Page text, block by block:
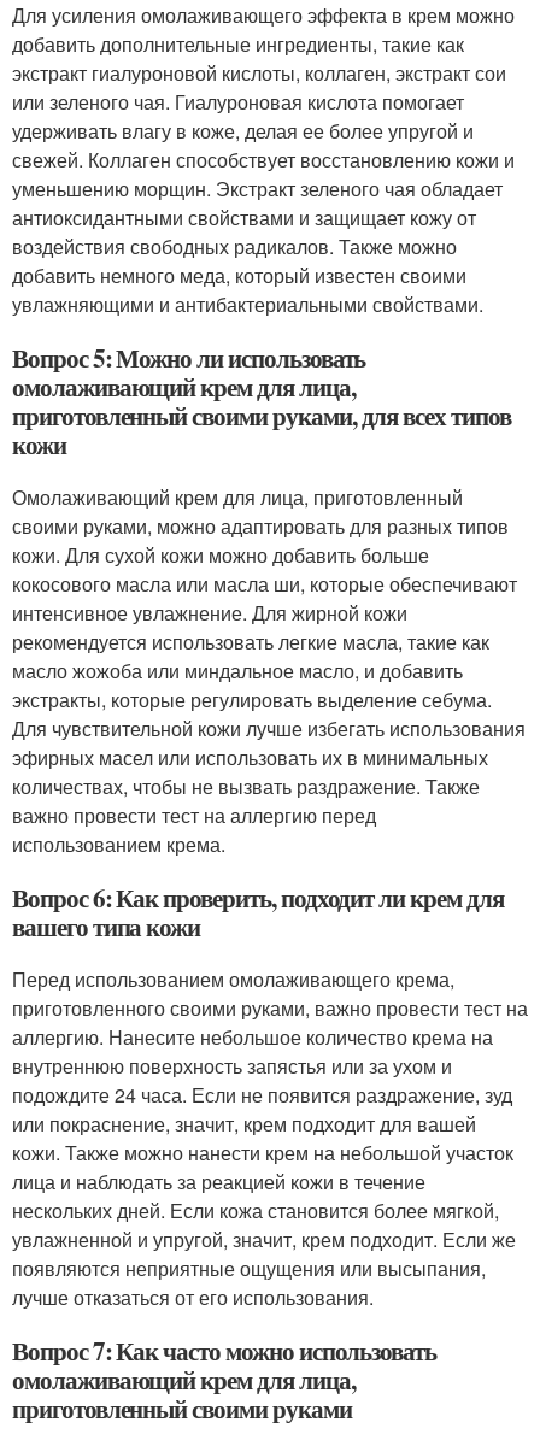
Для усиления омолаживающего эффекта в крем можно
добавить дополнительные ингредиенты, такие как
экстракт гиалуроновой кислоты, коллаген, экстракт сои
или зеленого чая. Гиалуроновая кислота помогает
удерживать влагу в коже, делая ее более упругой и
свежей. Коллаген способствует восстановлению кожи и
уменьшению морщин. Экстракт зеленого чая обладает
антиоксидантными свойствами и защищает кожу от
воздействия свободных радикалов. Также можно
добавить немного меда, который известен своими
увлажняющими и антибактериальными свойствами.
Вопрос 5: Можно ли использовать
омолаживающий крем для лица,
приготовленный своими руками, для всех типов
кожи
Омолаживающий крем для лица, приготовленный
своими руками, можно адаптировать для разных типов
кожи. Для сухой кожи можно добавить больше
кокосового масла или масла ши, которые обеспечивают
интенсивное увлажнение. Для жирной кожи
рекомендуется использовать легкие масла, такие как
масло жожоба или миндальное масло, и добавить
экстракты, которые регулировать выделение себума.
Для чувствительной кожи лучше избегать использования
эфирных масел или использовать их в минимальных
количествах, чтобы не вызвать раздражение. Также
важно провести тест на аллергию перед
использованием крема.
Вопрос 6: Как проверить, подходит ли крем для
вашего типа кожи
Перед использованием омолаживающего крема,
приготовленного своими руками, важно провести тест на
аллергию. Нанесите небольшое количество крема на
внутреннюю поверхность запястья или за ухом и
подождите 24 часа. Если не появится раздражение, зуд
или покраснение, значит, крем подходит для вашей
кожи. Также можно нанести крем на небольшой участок
лица и наблюдать за реакцией кожи в течение
нескольких дней. Если кожа становится более мягкой,
увлажненной и упругой, значит, крем подходит. Если же
появляются неприятные ощущения или высыпания,
лучше отказаться от его использования.
Вопрос 7: Как часто можно использовать
омолаживающий крем для лица,
приготовленный своими руками